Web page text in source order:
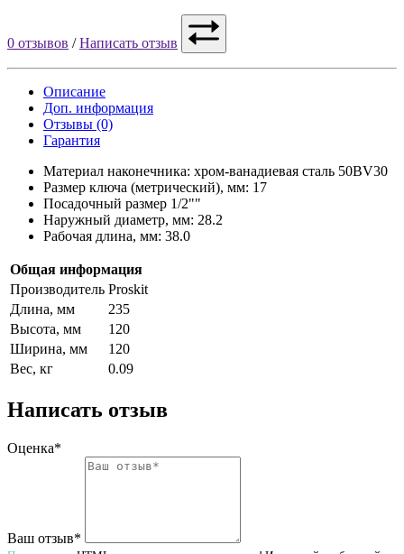
0 отзывов /Написать отзыв
Описание
Доп. информация
Отзывы (0)
Гарантия
Материал наконечника: хром-ванадиевая сталь 50BV30
Размер ключа (метрический), мм: 17
Посадочный размер 1/2""
Наружный диаметр, мм: 28.2
Рабочая длина, мм: 38.0
Общая информация
Производитель Proskit
Длина, мм
235
Высота, мм
120
Ширина, мм
120
Вес, кг
0.09
Написать отзыв
Оценка*
Ваш отзыв*